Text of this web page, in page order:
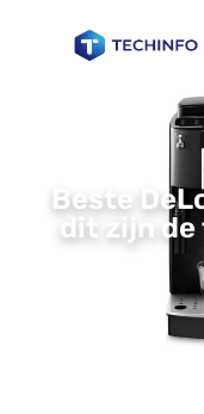
Beste
dit zijn de